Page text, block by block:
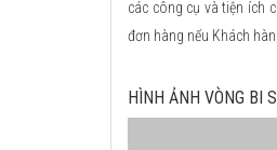
các công cụ và tiện ích
đơn hàng nếu Khách
HÌNH ẢNH VÒNG BI